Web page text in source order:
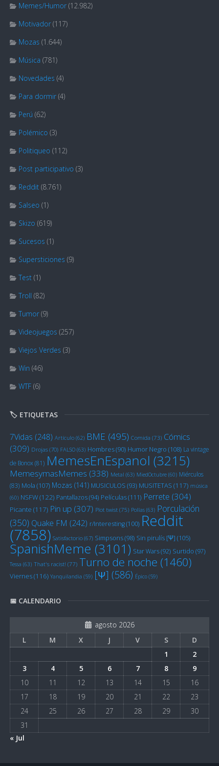
Memes/Humor (12.982)
Motivador (117)
Mozas (1.644)
Música (781)
Novedades (4)
Para dormir (4)
Perú (62)
Polémico (3)
Politiqueo (112)
Post participativo (3)
Reddit (8.761)
Salseo (1)
Skizo (619)
Sucesos (1)
Supersticiones (9)
Test (1)
Troll (82)
Tumor (9)
Videojuegos (257)
Viejos Verdes (3)
Win (46)
WTF (6)
🏷️ ETIQUETAS
7Vidas (248) Artículo (62) BME (495) Comida (73) Cómics
(309) Drojas (70) FALSO (63) Hombres(90) Humor Negro (108) La vintage
de Bonox(81) MemesEnEspanol (3215)
MemesymasMemes (338) Metal (63) MiedOctubre (60) Miérculos
(83) Mola (107) Mozas (141) MUSICULOS (93) MUSITETAS (117) música
(60) NSFW(122) Pantallazos(94) Películas(111) Perrete (304)
Picante (117) Pin up (307) Plot twist (75) Pollas (63) Porculación
(350) Quake FM (242) r/Interesting(100) Reddit
(7858) Satisfactorio (67) Simpsons(98) Sin pirulís [Ψ] (105)
SpanishMeme (3101) Star Wars(92) Surtido (97)
Tessa (63) That's racist! (77) Turno de noche (1460)
Viernes(116) Yanquilandia (59) [Ψ] (586) Épico (59)
📅 CALENDARIO
agosto 2026
L
M X J V S
D
1
2
3
4 5 6 7 8
9
10
11 12 13 14 15
16
17
18 19 20 21 22
23
24
25 26 27 28 29
30
31
« Jul